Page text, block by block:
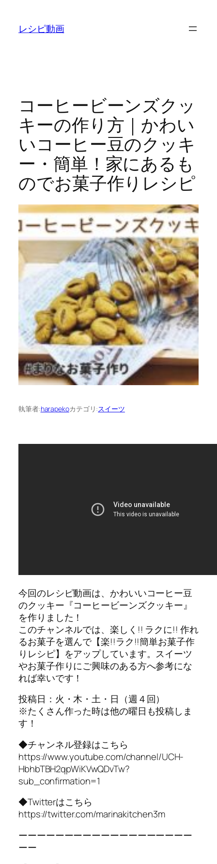
レシピ動画
コーヒービーンズクッ
キーの作り方｜かわい
いコーヒー豆のクッキ
ー・簡単！家にあるも
のでお菓子作りレシピ
執筆者:harapekoカテゴリ:スイーツ
今回のレシピ動画は、かわいいコーヒー豆
のクッキー『コーヒービーンズクッキー』
を作りました！
このチャンネルでは、楽しく!! ラクに!! 作れ
るお菓子を選んで【楽!!ラク!!簡単お菓子作
りレシピ】をアップしています。スイーツ
やお菓子作りにご興味のある方へ参考にな
れば幸いです！
投稿日：火・木・土・日（週４回）
※たくさん作った時は他の曜日も投稿しま
す！
◆チャンネル登録はこちら
https://www.youtube.com/channel/UCH-
HbhbTBH2qpWiKVwQDvTw?
sub_confirmation=1
◆Twitterはこちら
https://twitter.com/marinakitchen3m
ーーーーーーーーーーーーーーーーーーー
ーー